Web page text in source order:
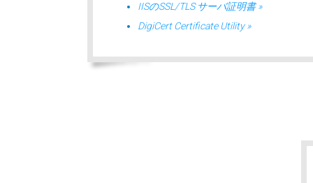
IISのSSL/TLS サーバ証明書 »
DigiCert Certificate Utility »